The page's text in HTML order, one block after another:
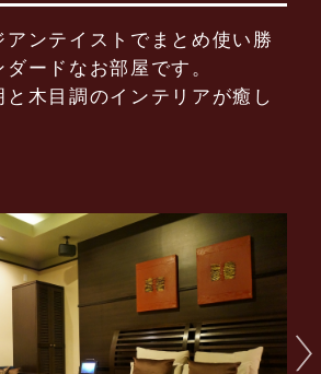
ンテイストでまとめ使い勝
ードなお部屋です。
木目調のインテリアが癒し